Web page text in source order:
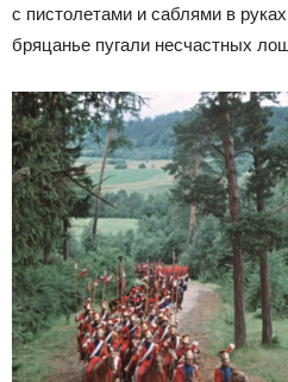
с пистолетами и саблями в
бряцанье пугали несчастных